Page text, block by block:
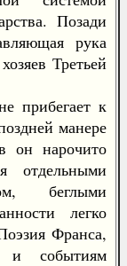
Позади
рука
Третьей
к
манере
он нарочито
отдельными
беглыми
легко
Франса,
и событиям